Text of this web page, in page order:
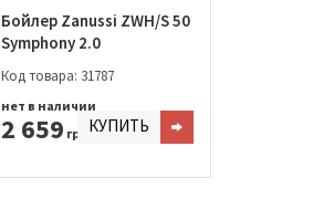
Бойлер Zanussi ZWH/S 50
Symphony 2.0
Код товара: 31787
2 659 грн.
нет в наличии
КУПИТЬ